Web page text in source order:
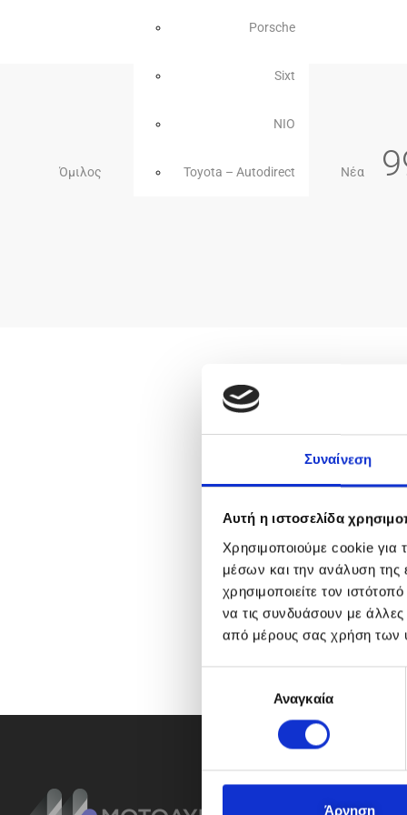
Συναίνεση
Αυτή η ιστοσελίδα
Χρησιμοποιούμε cookie για
μέσων και την ανάλυση της
χρησιμοποιείτε τον
να τις συνδυάσουν με
από μέρους σας χρήση των
ή
Αναγκαία
Άρνηση
Όμιλος
Porsche
Sixt
NIO
Toyota – Autodirect Νέα